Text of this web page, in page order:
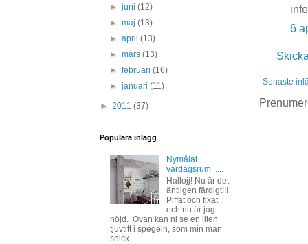
6
Senaste
►juni(12)
►maj(13)
►april(13)
►mars(13)
►februari(16)
►januari(11)
► 2011 (37)
Populära inlägg
Nymålat
vardagsrum .....
Hallojj! Nu är det
äntligen färdigt!!!
Piffat och fixat
och nu är jag
nöjd. Ovan kan ni se en liten
tjuvtitt i spegeln, som min man
snick...